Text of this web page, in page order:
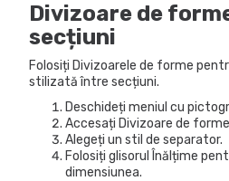
Divizoare de
secțiuni
Folosiți Divizoarele de forme
stilizată între secțiuni.
Deschideți meniul cu
Accesați Divizoare de
Alegeți un stil de separator.
Folosiți glisorul Înălțime
dimensiunea.